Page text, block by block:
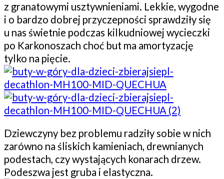
z granatowymi usztywnieniami. Lekkie, wygodne
i o bardzo dobrej przyczepności sprawdziły się
u nas świetnie podczas kilkudniowej wycieczki
po Karkonoszach choć but ma amortyzację
tylko na pięcie.
Dziewczyny bez problemu radziły sobie w nich
zarówno na śliskich kamieniach, drewnianych
podestach, czy wystających konarach drzew.
Podeszwa jest gruba i elastyczna.